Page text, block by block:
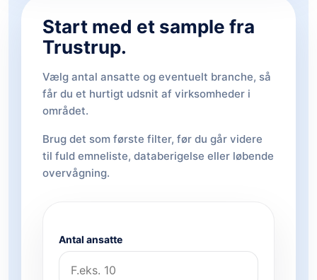
Start med et sample fra
Trustrup.
Vælg antal ansatte og eventuelt branche, så
får du et hurtigt udsnit af virksomheder i
området.
Brug det som første filter, før du går videre
til fuld emneliste, databerigelse eller løbende
overvågning.
Antal ansatte